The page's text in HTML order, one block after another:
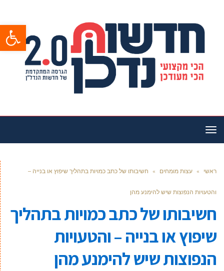
פתח
תפריט
ראשי » עצות מומחים » חשיבותו של כתב כמויות בתהליך שיפוץ או בנייה –
והטעויות הנפוצות שיש להימנע מהן
חשיבותו של כתב כמויות בתהליך
שיפוץ או בנייה – והטעויות
הנפוצות שיש להימנע מהן